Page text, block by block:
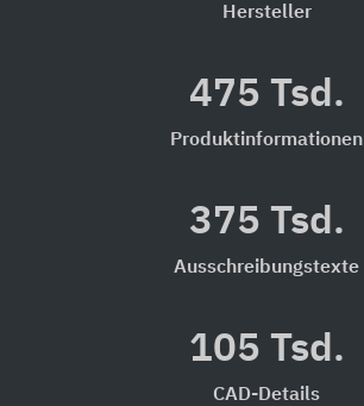
Hersteller
475 Tsd.
Produktinformationen
375 Tsd.
Ausschreibungstexte
105 Tsd.
CAD-Details